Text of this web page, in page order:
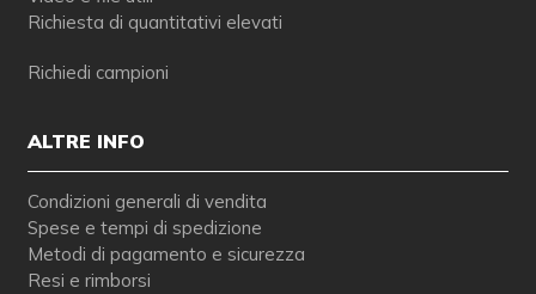
Richiesta di quantitativi elevati
Richiedi campioni
ALTRE INFO
Condizioni generali di vendita
Spese e tempi di spedizione
Metodi di pagamento e sicurezza
Resi e rimborsi